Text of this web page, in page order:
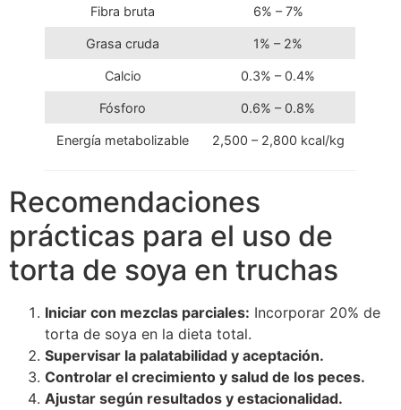
Fibra bruta 6% – 7%
Grasa cruda 1% – 2%
Calcio 0.3% – 0.4%
Fósforo 0.6% – 0.8%
Energía metabolizable 2,500 – 2,800 kcal/kg
Recomendaciones
prácticas para el uso de
torta de soya en truchas
Iniciar con mezclas parciales: Incorporar 20% de
torta de soya en la dieta total.
Supervisar la palatabilidad y aceptación.
Controlar el crecimiento y salud de los peces.
Ajustar según resultados y estacionalidad.